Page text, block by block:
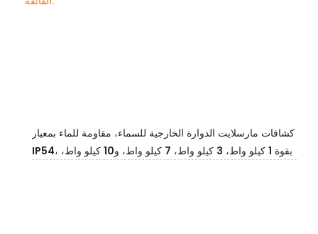
كشافات مارسلايت الدوارة الخارجية للسماء، مقاومة للماء بمعيار
IP54، بقوة 1 كيلو واط، 3 كيلو واط، 7 كيلو واط، و10 كيلو واط،